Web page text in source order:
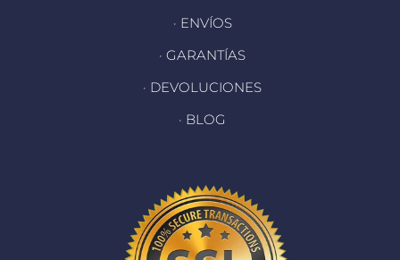
· ENVÍOS
· GARANTÍAS
· DEVOLUCIONES
· BLOG